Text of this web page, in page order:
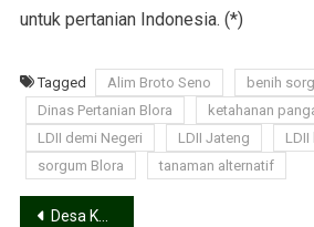
untuk pertanian Indonesia. (*)
Tagged Alim Broto Seno
benih
Dinas Pertanian Blora
ketahanan
LDII demi Negeri
LDII Jateng
sorgum Blora
tanaman alternatif
Desa Kedungwungu Blora Panen Perdana Sorgum Bersertifikat, Menuju Sentra Benih Nasional